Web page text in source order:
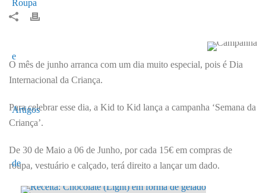
O mês de junho arranca com um dia muito especial, pois é Dia
Internacional da Criança.
Para celebrar esse dia, a Kid to Kid lança a campanha ‘Semana da
Criança’.
De 30 de Maio a 06 de Junho, por cada 15€ em compras de
roupa, vestuário e calçado, terá direito a lançar um dado.